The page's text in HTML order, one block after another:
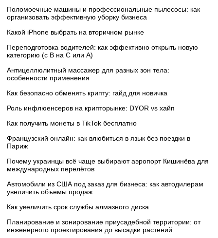
Поломоечные машины и профессиональные пылесосы: как
организовать эффективную уборку бизнеса
Какой iPhone выбрать на вторичном рынке
Переподготовка водителей: как эффективно открыть новую
категорию (с B на C или А)
Антицеллюлитный массажер для разных зон тела:
особенности применения
Как безопасно обменять крипту: гайд для новичка
Роль инфлюенсеров на крипторынке: DYOR vs хайп
Как получить монеты в TikTok бесплатно
Французский онлайн: как влюбиться в язык без поездки в
Париж
Почему украинцы всё чаще выбирают аэропорт Кишинёва для
международных перелётов
Автомобили из США под заказ для бизнеса: как автодилерам
увеличить объемы продаж
Как увеличить срок службы алмазного диска
Планирование и зонирование приусадебной территории: от
инженерного проектирования до высадки растений